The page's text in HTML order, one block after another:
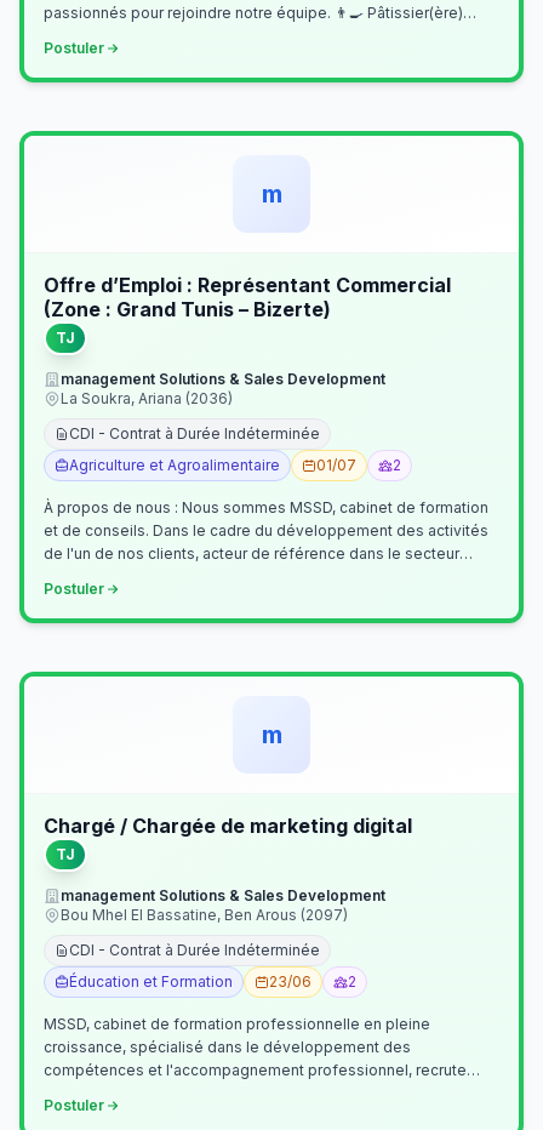
passionnés pour rejoindre notre équipe. 👨‍🍳 Pâtissier(ère)
Postuler
m
Offre d’Emploi : Représentant Commercial
(Zone : Grand Tunis – Bizerte)
TJ
management Solutions & Sales Development
La Soukra, Ariana (2036)
CDI - Contrat à Durée Indéterminée
Agriculture et Agroalimentaire
01/07 2
À propos de nous : Nous sommes MSSD, cabinet de formation
et de conseils. Dans le cadre du développement des activités
de l'un de nos clients, acteur de référence dans le secteur
Postuler
m
Chargé / Chargée de marketing digital
TJ
management Solutions & Sales Development
Bou Mhel El Bassatine, Ben Arous (2097)
CDI - Contrat à Durée Indéterminée
Éducation et Formation
23/06 2
MSSD, cabinet de formation professionnelle en pleine
croissance, spécialisé dans le développement des
compétences et l'accompagnement professionnel, recrute
Postuler